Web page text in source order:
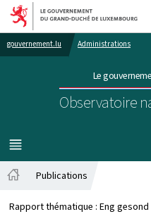
Aller au
Aller
gouvernement.lu Administrations
Le
Observatoire
MENU
PRINCIPAL
Publications
Rapport thématique : Eng gesond